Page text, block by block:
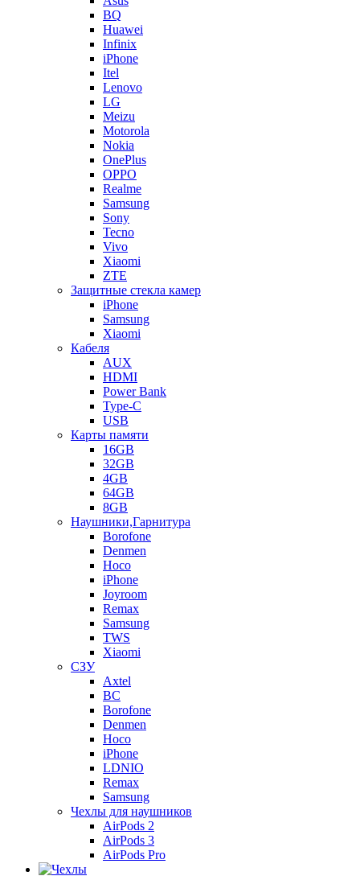
BQ
Huawei
Infinix
iPhone
Itel
Lenovo
LG
Meizu
Motorola
Nokia
OnePlus
OPPO
Realme
Samsung
Sony
Tecno
Vivo
Xiaomi
ZTE
Защитные стекла камер
iPhone
Samsung
Xiaomi
Кабеля
AUX
HDMI
Power Bank
Type-C
USB
Карты памяти
16GB
32GB
4GB
64GB
8GB
Наушники,Гарнитура
Borofone
Denmen
Hoco
iPhone
Joyroom
Remax
Samsung
TWS
Xiaomi
СЗУ
Axtel
BC
Borofone
Denmen
Hoco
iPhone
LDNIO
Remax
Samsung
Чехлы для наушников
AirPods 2
AirPods 3
AirPods Pro